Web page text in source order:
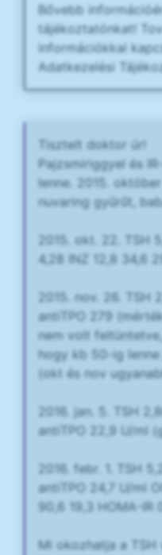
Bővebb
tájékoztatónkat!
információkkal
Adatkezelési
Tisztelt doktor úr!
Pajzsmiriggyel és
lenne. 2015.
nuvaring gyűrűt,
2015. okt. 22. TSH
4,28 INZ 12,8 34,6
2015. nov. 26. TSH
antiTPO 279
nem volt
hogy kb 50-ig lenne
(okt és nov
2016. jan. 5. TSH
antiTPO 22,9 U/ml
2016. febr. 1. TSH
antiTPO 24,7 U/ml
90,6 19,3 HOMA-IR
Mi okozhatja a TSH